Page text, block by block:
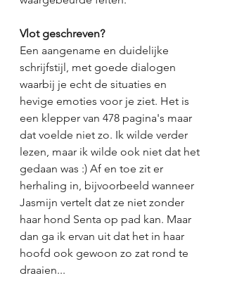
Vlot geschreven?
Een aangename en duidelijke
schrijfstijl, met goede dialogen
waarbij je echt de situaties en
hevige emoties voor je ziet. Het is
een klepper van 478 pagina's maar
dat voelde niet zo. Ik wilde verder
lezen, maar ik wilde ook niet dat het
gedaan was :) Af en toe zit er
herhaling in, bijvoorbeeld wanneer
Jasmijn vertelt dat ze niet zonder
haar hond Senta op pad kan. Maar
dan ga ik ervan uit dat het in haar
hoofd ook gewoon zo zat rond te
draaien...